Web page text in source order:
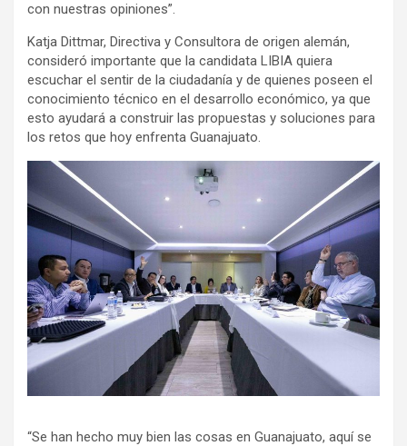
con nuestras opiniones”.
Katja Dittmar, Directiva y Consultora de origen alemán,
consideró importante que la candidata LIBIA quiera
escuchar el sentir de la ciudadanía y de quienes poseen el
conocimiento técnico en el desarrollo económico, ya que
esto ayudará a construir las propuestas y soluciones para
los retos que hoy enfrenta Guanajuato.
“Se han hecho muy bien las cosas en Guanajuato, aquí se